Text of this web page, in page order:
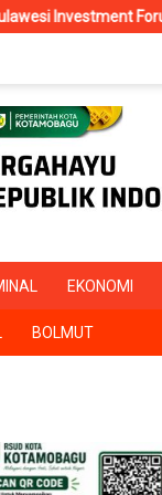
Forum 2026
EKONOMI
BOLMUT